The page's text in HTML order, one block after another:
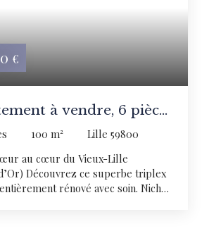
€
à vendre, 6 pièces
100 m²
Lille 59800
au cœur du Vieux-Lille
Découvrez ce superbe triplex
rénové avec soin. Niché